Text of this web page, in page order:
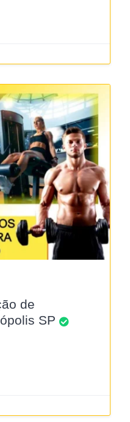
de
SP